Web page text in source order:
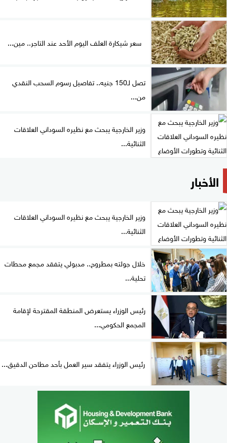
سعر شيكارة العلف اليوم الأحد عند التاجر.. مين...
تصل لـ150 جنيه.. تفاصيل رسوم السحب النقدي
من...
وزير الخارجية يبحث مع نظيره السوداني العلاقات
الثنائية...
الأخبار
وزير الخارجية يبحث مع نظيره السوداني العلاقات
الثنائية...
خلال جولته بمطروح.. مدبولي يتفقد مجمع محطات
تحلية...
رئيس الوزراء يستعرض المنطقة المقترحة لإقامة
المجمع الحكومي...
رئيس الوزراء يتفقد سير العمل بأحد مطاحن الدقيق...